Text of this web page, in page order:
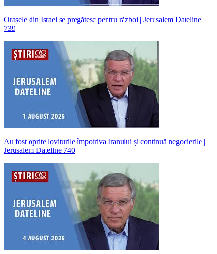
Orașele din Israel se pregătesc pentru război | Jerusalem Dateline
739
Au fost oprite loviturile împotriva Iranului și continuă negocierile |
Jerusalem Dateline 740